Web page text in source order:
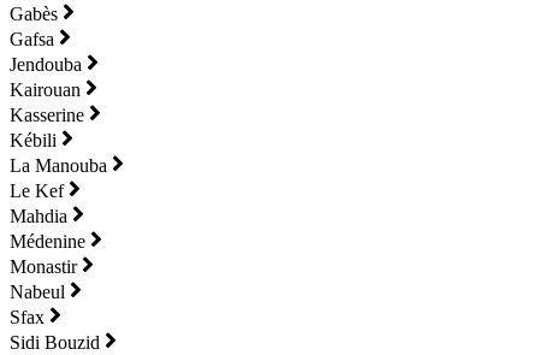
Gabès
Gafsa
Jendouba
Kairouan
Kasserine
Kébili
La Manouba
Le Kef
Mahdia
Médenine
Monastir
Nabeul
Sfax
Sidi Bouzid